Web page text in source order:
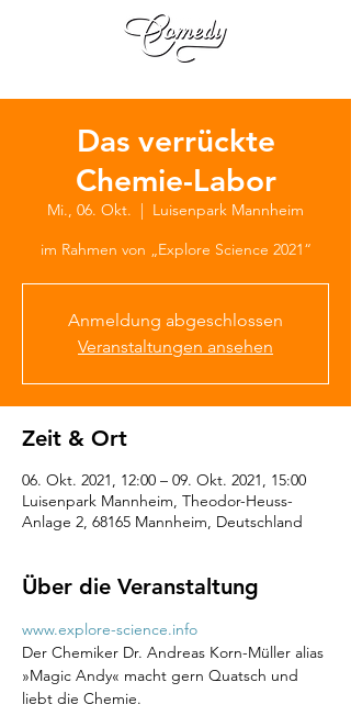
Das verrückte
Chemie-Labor
Mi., 06. Okt.
  |
Luisenpark Mannheim
im Rahmen von „Explore Science 2021“
Anmeldung abgeschlossen
Veranstaltungen ansehen
Zeit & Ort
06. Okt. 2021, 12:00 – 09. Okt. 2021, 15:00
Luisenpark Mannheim, Theodor-Heuss-
Anlage 2, 68165 Mannheim, Deutschland
Über die Veranstaltung
www.explore-science.info
Der Chemiker Dr. Andreas Korn-Müller alias
»Magic Andy« macht gern Quatsch und
liebt die Chemie.